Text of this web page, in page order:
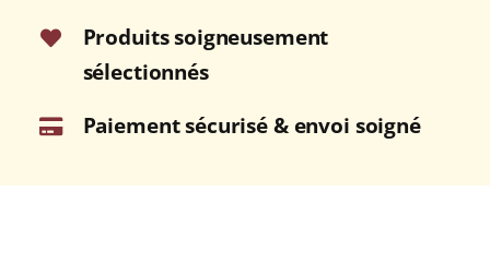
Produits soigneusement
sélectionnés
Paiement sécurisé & envoi soigné